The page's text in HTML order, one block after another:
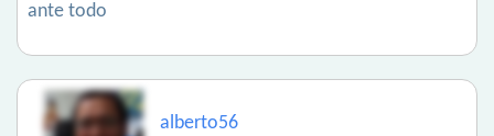
ante todo
alberto56